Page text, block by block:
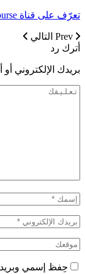
تعرّف على قناة CodeCourse لتعلم واحتراف البرمجة
التالي
أترك رد
بريدك الإلكتروني
حِفظ إسمي